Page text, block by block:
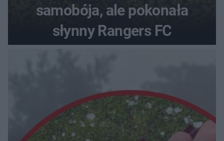
samobója, ale pokonała
słynny Rangers FC